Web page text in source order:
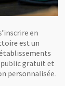
en
est un
public gratuit et
personnalisée.